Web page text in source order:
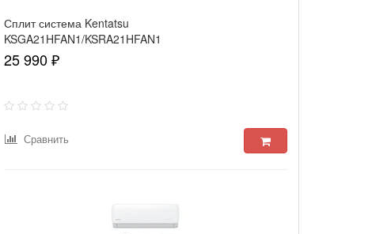
Сплит система Kentatsu
KSGA21HFAN1/KSRA21HFAN1
Kanami
25 990 ₽
Сравнить